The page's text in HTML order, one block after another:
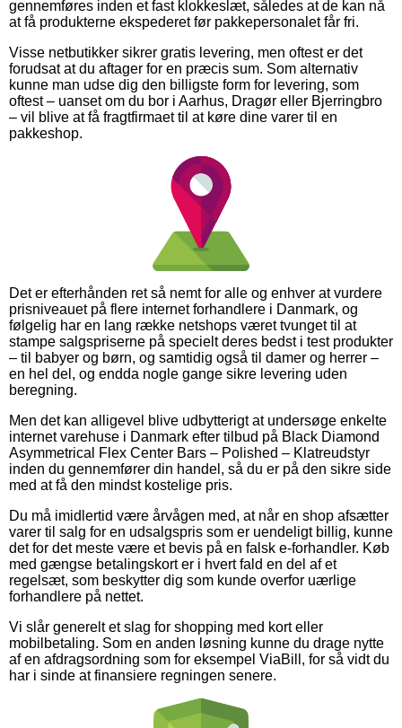
gennemføres inden et fast klokkeslæt, således at de kan nå
at få produkterne ekspederet før pakkepersonalet får fri.
Visse netbutikker sikrer gratis levering, men oftest er det
forudsat at du aftager for en præcis sum. Som alternativ
kunne man udse dig den billigste form for levering, som
oftest – uanset om du bor i Aarhus, Dragør eller Bjerringbro
– vil blive at få fragtfirmaet til at køre dine varer til en
pakkeshop.
Det er efterhånden ret så nemt for alle og enhver at vurdere
prisniveauet på flere internet forhandlere i Danmark, og
følgelig har en lang række netshops været tvunget til at
stampe salgspriserne på specielt deres bedst i test produkter
– til babyer og børn, og samtidig også til damer og herrer –
en hel del, og endda nogle gange sikre levering uden
beregning.
Men det kan alligevel blive udbytterigt at undersøge enkelte
internet varehuse i Danmark efter tilbud på Black Diamond
Asymmetrical Flex Center Bars – Polished – Klatreudstyr
inden du gennemfører din handel, så du er på den sikre side
med at få den mindst kostelige pris.
Du må imidlertid være årvågen med, at når en shop afsætter
varer til salg for en udsalgspris som er uendeligt billig, kunne
det for det meste være et bevis på en falsk e-forhandler. Køb
med gængse betalingskort er i hvert fald en del af et
regelsæt, som beskytter dig som kunde overfor uærlige
forhandlere på nettet.
Vi slår generelt et slag for shopping med kort eller
mobilbetaling. Som en anden løsning kunne du drage nytte
af en afdragsordning som for eksempel ViaBill, for så vidt du
har i sinde at finansiere regningen senere.